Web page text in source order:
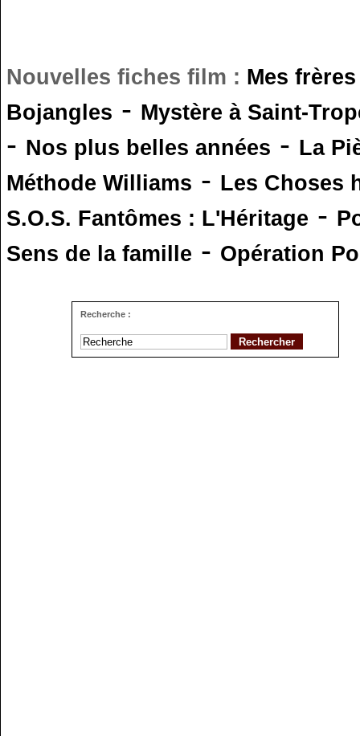
Nouvelles fiches film : Mes
Bojangles - Mystère à Saint-
- Nos plus belles années - La
Méthode Williams - Les Choses
S.O.S. Fantômes : L'Héritage -
Sens de la famille - Opération
Recherche :